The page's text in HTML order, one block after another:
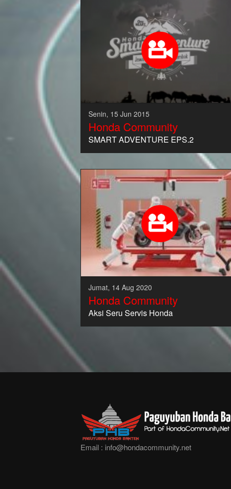
Senin, 15 Jun 2015
Honda Community
SMART ADVENTURE EPS.2
Jumat, 14 Aug 2020
Honda Community
Aksi Seru Servis Honda
Email : info@hondacommunity.net